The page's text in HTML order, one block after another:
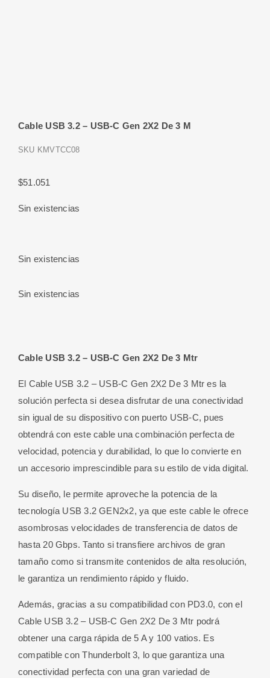
Cable USB 3.2 – USB-C Gen 2X2 De 3 M
SKU KMVTCC08
$51.051
Sin existencias
Sin existencias
Sin existencias
Cable USB 3.2 – USB-C Gen 2X2 De 3 Mtr
El Cable USB 3.2 – USB-C Gen 2X2 De 3 Mtr es la
solución perfecta si desea disfrutar de una conectividad
sin igual de su dispositivo con puerto USB-C, pues
obtendrá con este cable una combinación perfecta de
velocidad, potencia y durabilidad, lo que lo convierte en
un accesorio imprescindible para su estilo de vida digital.
Su diseño, le permite aproveche la potencia de la
tecnología USB 3.2 GEN2x2, ya que este cable le ofrece
asombrosas velocidades de transferencia de datos de
hasta 20 Gbps. Tanto si transfiere archivos de gran
tamaño como si transmite contenidos de alta resolución,
le garantiza un rendimiento rápido y fluido.
Además, gracias a su compatibilidad con PD3.0, con el
Cable USB 3.2 – USB-C Gen 2X2 De 3 Mtr podrá
obtener una carga rápida de 5 A y 100 vatios. Es
compatible con Thunderbolt 3, lo que garantiza una
conectividad perfecta con una gran variedad de